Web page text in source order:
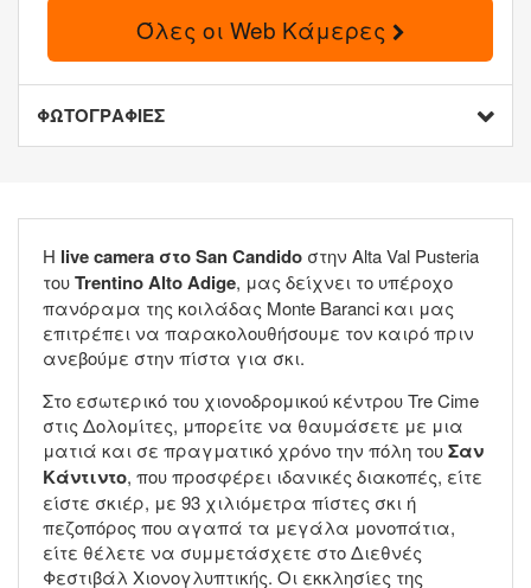
Όλες οι Web Κάμερες
ΦΩΤΟΓΡΑΦΙΕΣ
Η live camera στο San Candido στην Alta Val Pusteria
τουTrentino Alto Adige, μας δείχνει το υπέροχο
πανόραμα της κοιλάδας Monte Baranci και μας
επιτρέπει να παρακολουθήσουμε τον καιρό πριν
ανεβούμε στην πίστα για σκι.
Στο εσωτερικό του χιονοδρομικού κέντρου Tre Cime
στις Δολομίτες, μπορείτε να θαυμάσετε με μια
ματιά και σε πραγματικό χρόνο την πόλη τουΣαν
Κάντιντο, που προσφέρει ιδανικές διακοπές, είτε
είστε σκιέρ, με 93 χιλιόμετρα πίστες σκι ή
πεζοπόρος που αγαπά τα μεγάλα μονοπάτια,
είτε θέλετε να συμμετάσχετε στο Διεθνές
Φεστιβάλ Χιονογλυπτικής. Οι εκκλησίες της